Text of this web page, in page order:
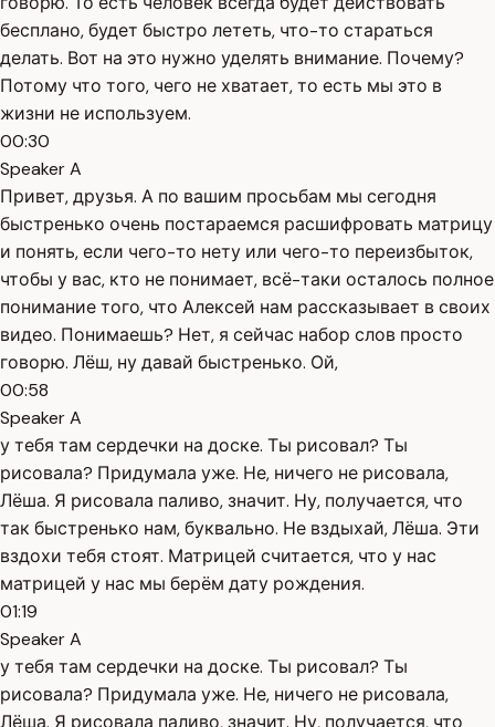
бесплано, будет быстро лететь, что-то стараться
делать. Вот на это нужно уделять внимание. Почему?
Потому что того, чего не хватает, то есть мы это в
жизни не используем.
00:30
Speaker A
Привет, друзья. А по вашим просьбам мы сегодня
быстренько очень постараемся расшифровать матрицу
и понять, если чего-то нету или чего-то переизбыток,
чтобы у вас, кто не понимает, всё-таки осталось полное
понимание того, что Алексей нам рассказывает в своих
видео. Понимаешь? Нет, я сейчас набор слов просто
говорю. Лёш, ну давай быстренько. Ой,
00:58
Speaker A
у тебя там сердечки на доске. Ты рисовал? Ты
рисовала? Придумала уже. Не, ничего не рисовала,
Лёша. Я рисовала паливо, значит. Ну, получается, что
так быстренько нам, буквально. Не вздыхай, Лёша. Эти
вздохи тебя стоят. Матрицей считается, что у нас
матрицей у нас мы берём дату рождения.
01:19
Speaker A
у тебя там сердечки на доске. Ты рисовал? Ты
рисовала? Придумала уже. Не, ничего не рисовала,
Лёша. Я рисовала паливо, значит. Ну, получается, что